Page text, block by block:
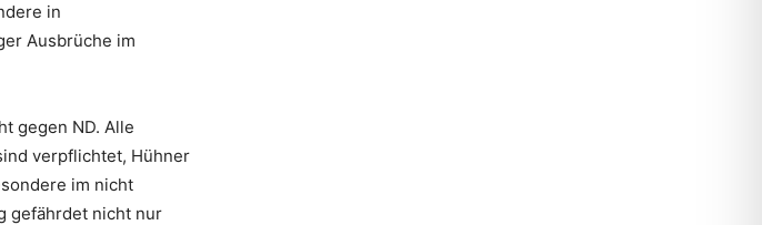
in
Ausbrüche im
gegen ND. Alle
verpflichtet, Hühner
im nicht
gefährdet nicht nur